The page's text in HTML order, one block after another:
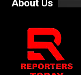
About Us